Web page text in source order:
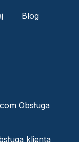
Blog
Obsługa
klienta